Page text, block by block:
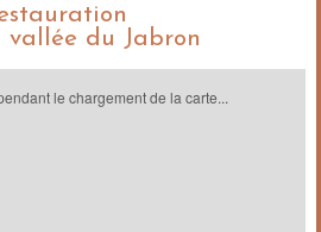
vallée du Jabron
le chargement de la carte...